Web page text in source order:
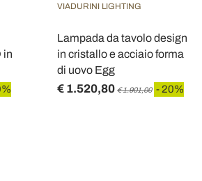
in
VIADURINI LIGHTING
Lampada da tavolo design
in cristallo e acciaio forma
di uovo Egg
€ 1.520,80 € 1.901,00 - 20%